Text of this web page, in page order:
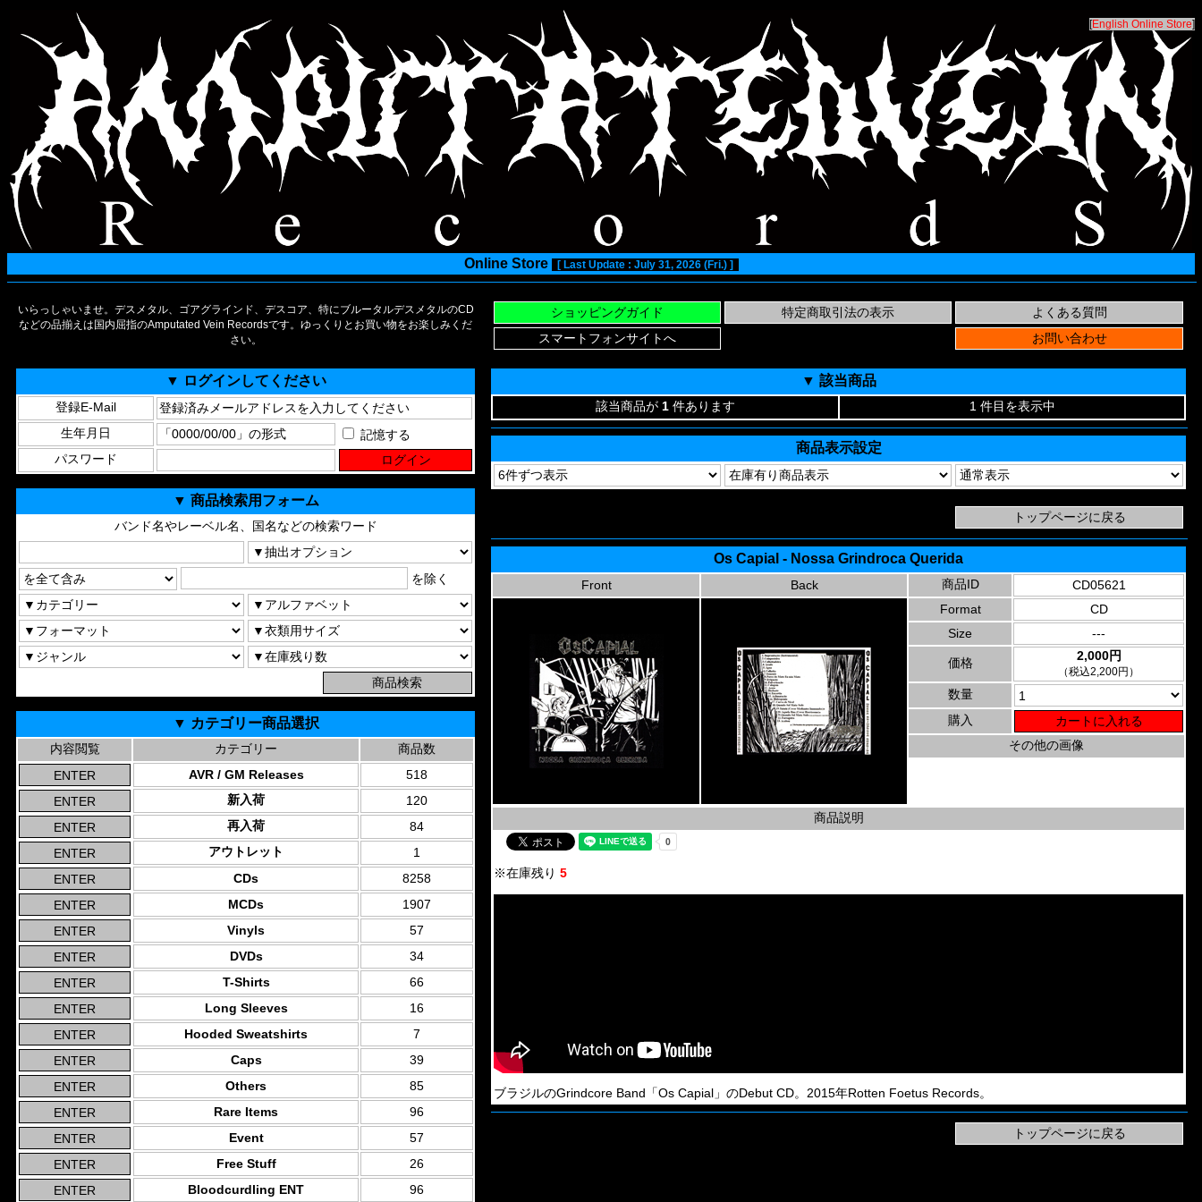
[English Online Store]
Online Store [ Last Update : July 31, 2026 (Fri.) ]
いらっしゃいませ。デスメタル、ゴアグラインド、デスコア、特にブルータルデスメタルのCD
などの品揃えは国内屈指のAmputated Vein Recordsです。ゆっくりとお買い物をお楽しみくだ
さい。
▼ ログインしてください
登録E-Mail
生年月日
記憶する
パスワード
▼ 商品検索用フォーム
バンド名やレーベル名、国名などの検索ワード
を除く
▼ カテゴリー商品選択
内容閲覧 カテゴリー
商品数
AVR / GM Releases
518
新入荷
120
再入荷
84
アウトレット
1
CDs
8258
MCDs
1907
Vinyls
57
DVDs
34
T-Shirts
66
Long Sleeves
16
Hooded Sweatshirts
7
Caps
39
Others
85
Rare Items
96
Event
57
Free Stuff
26
Bloodcurdling ENT
96
▼ 該当商品
該当商品が 1 件あります 1 件目を表示中
商品表示設定
Os Capial - Nossa Grindroca Querida
Front Back 商品ID
CD05621
Format
CD
Size
---
価格 2,000円
（税込2,200円）
数量
購入
その他の画像
商品説明
※在庫残り 5
ブラジルのGrindcore Band「Os Capial」のDebut CD。2015年Rotten Foetus Records。